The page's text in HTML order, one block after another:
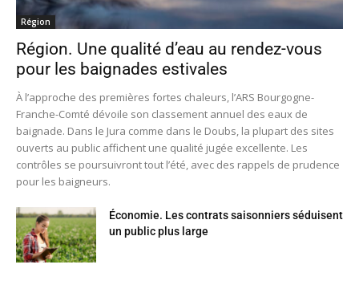
Région
Région. Une qualité d’eau au rendez-vous
pour les baignades estivales
À l’approche des premières fortes chaleurs, l’ARS Bourgogne-
Franche-Comté dévoile son classement annuel des eaux de
baignade. Dans le Jura comme dans le Doubs, la plupart des sites
ouverts au public affichent une qualité jugée excellente. Les
contrôles se poursuivront tout l’été, avec des rappels de prudence
pour les baigneurs.
Économie. Les contrats saisonniers séduisent
un public plus large